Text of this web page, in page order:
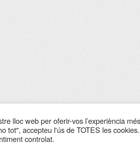
lloc web per oferir-vos l’experiència
tot", accepteu l'ús de TOTES les
controlat.